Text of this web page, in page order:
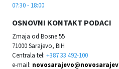
07:30 - 18:00
OSNOVNI KONTAKT PODACI
Zmaja od Bosne 55
71000 Sarajevo, BiH
Centrala tel: +387 33 492-100
e-mail: